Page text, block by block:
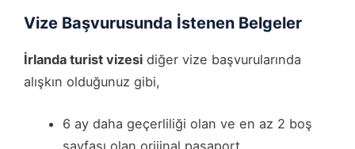
Vize Başvurusunda İstenen Belgeler
İrlanda turist vizesi diğer vize başvurularında
alışkın olduğunuz gibi,
6 ay daha geçerliliği olan ve en az 2 boş
sayfası olan orijinal pasaport